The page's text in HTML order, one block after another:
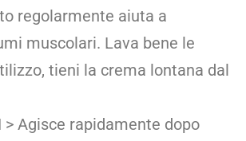
regolarmente aiuta a
muscolari. Lava bene le
tieni la crema lontana dal
> Agisce rapidamente dopo